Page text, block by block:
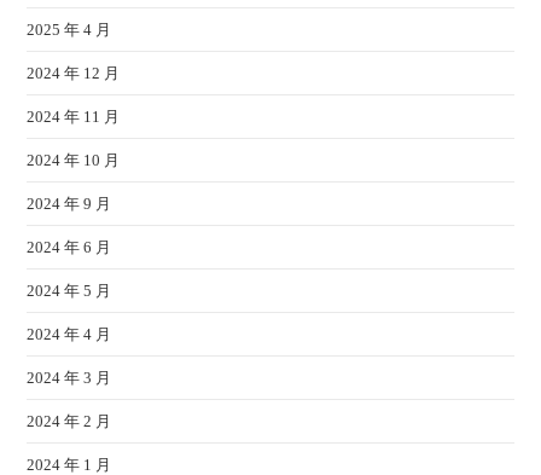
2025 年 4 月
2024 年 12 月
2024 年 11 月
2024 年 10 月
2024 年 9 月
2024 年 6 月
2024 年 5 月
2024 年 4 月
2024 年 3 月
2024 年 2 月
2024 年 1 月